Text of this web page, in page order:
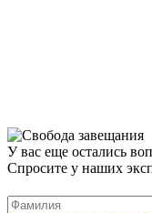
У вас еще остались
Спросите у наших